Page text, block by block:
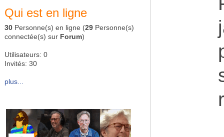
Qui est en ligne
30 Personne(s) en ligne (29 Personne(s)
connectée(s) sur Forum)
Utilisateurs: 0
Invités: 30
plus...